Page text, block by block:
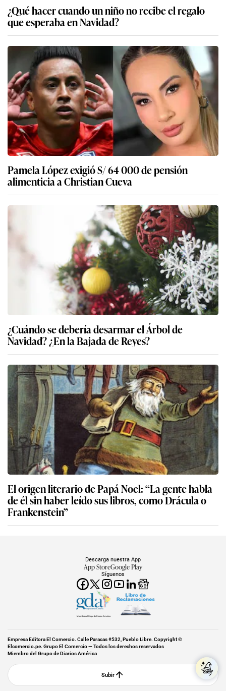
¿Qué hacer cuando un niño no recibe el regalo
que esperaba en Navidad?
Pamela López exigió S/ 64 000 de pensión
alimenticia a Christian Cueva
¿Cuándo se debería desarmar el Árbol de
Navidad? ¿En la Bajada de Reyes?
El origen literario de Papá Noel: “La gente habla
de él sin haber leído sus libros, como Drácula o
Frankenstein”
Síguenos
Descarga nuestra App
App StoreGoogle Play
Miembro del Grupo de Diarios América
Empresa Editora El Comercio. Calle Paracas #532, Pueblo Libre. Copyright ©
Elcomercio.pe. Grupo El Comercio — Todos los derechos reservados
Miembro del Grupo de Diarios América
Subir